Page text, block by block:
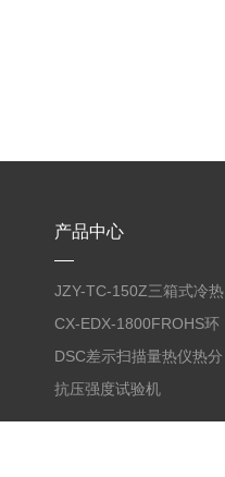
产品中心
JZY-TC-150Z三箱式冷热
冲击试验箱
CX-EDX-1800FROHS环
保仪
DSC差示扫描量热仪热分
析仪
抗压强度试验机